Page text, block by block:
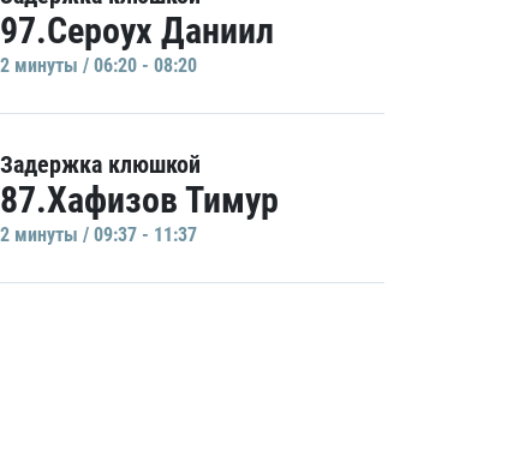
97.Сероух Даниил
2 минуты / 06:20 - 08:20
Задержка клюшкой
87.Хафизов Тимур
2 минуты / 09:37 - 11:37